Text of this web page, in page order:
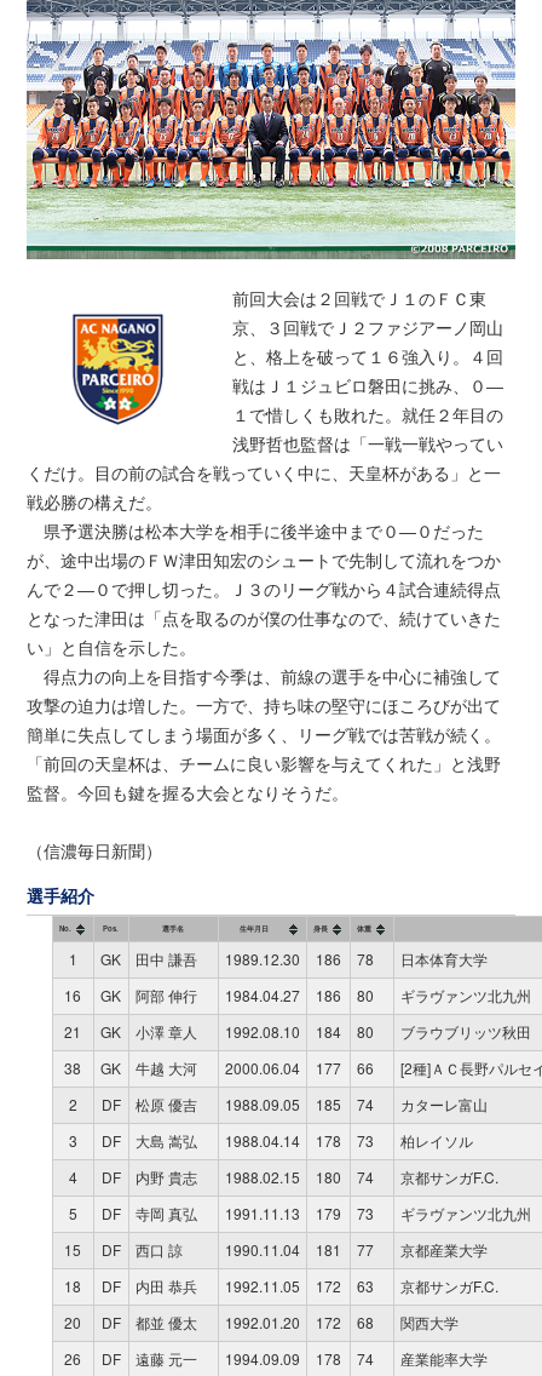
前回大会は２回戦でＪ１のＦＣ東
京、３回戦でＪ２ファジアーノ岡山
と、格上を破って１６強入り。４回
戦はＪ１ジュビロ磐田に挑み、０―
１で惜しくも敗れた。就任２年目の
浅野哲也監督は「一戦一戦やってい
くだけ。目の前の試合を戦っていく中に、天皇杯がある」と一
戦必勝の構えだ。
県予選決勝は松本大学を相手に後半途中まで０―０だった
が、途中出場のＦＷ津田知宏のシュートで先制して流れをつか
んで２―０で押し切った。Ｊ３のリーグ戦から４試合連続得点
となった津田は「点を取るのが僕の仕事なので、続けていきた
い」と自信を示した。
得点力の向上を目指す今季は、前線の選手を中心に補強して
攻撃の迫力は増した。一方で、持ち味の堅守にほころびが出て
簡単に失点してしまう場面が多く、リーグ戦では苦戦が続く。
「前回の天皇杯は、チームに良い影響を与えてくれた」と浅野
監督。今回も鍵を握る大会となりそうだ。
（信濃毎日新聞）
選手紹介
No. Pos. 選手名 生年月日 身長 体重
1 GK 田中 謙吾 1989.12.30 186 78
日本体育大学
16
GK 阿部 伸行 1984.04.27 186 80
ギラヴァンツ北九州
21
GK 小澤 章人 1992.08.10 184 80
ブラウブリッツ秋田
38
GK 牛越 大河 2000.06.04 177 66
[2種]ＡＣ長野パルセ
2
DF 松原 優吉 1988.09.05 185 74
カターレ富山
3
DF 大島 嵩弘 1988.04.14 178 73
柏レイソル
4
DF 内野 貴志 1988.02.15 180 74
京都サンガF.C.
5
DF 寺岡 真弘 1991.11.13 179 73
ギラヴァンツ北九州
15
DF 西口 諒 1990.11.04 181 77
京都産業大学
18
DF 内田 恭兵 1992.11.05 172 63
京都サンガF.C.
20
DF 都並 優太 1992.01.20 172 68
関西大学
26
DF 遠藤 元一 1994.09.09 178 74
産業能率大学